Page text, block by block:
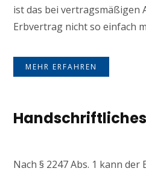
ist das bei vertragsmäßigen
Erbvertrag nicht so einfach
MEHR ERFAHREN
Nach § 2247 Abs. 1 kann